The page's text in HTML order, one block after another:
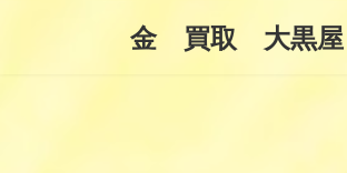
金 買取 大黒屋